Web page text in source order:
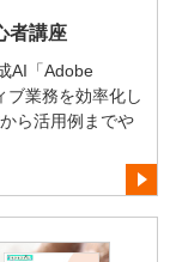
者講座
AI「Adobe
ブ業務を効率化し
ら活用例までや